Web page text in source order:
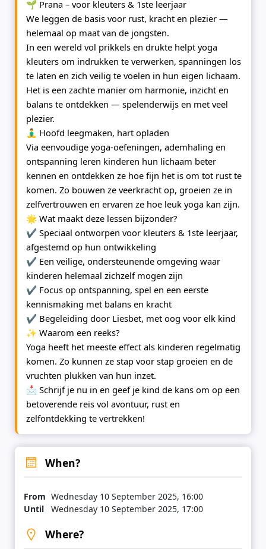
🌱 Prana – voor kleuters & 1ste leerjaar
We leggen de basis voor rust, kracht en plezier —
helemaal op maat van de jongsten.
In een wereld vol prikkels en drukte helpt yoga
kleuters om indrukken te verwerken, spanningen los
te laten en zich veilig te voelen in hun eigen lichaam.
Het is een zachte manier om harmonie, inzicht en
balans te ontdekken — spelenderwijs en met veel
plezier.
🧘‍♂️ Hoofd leegmaken, hart opladen
Via eenvoudige yoga-oefeningen, ademhaling en
ontspanning leren kinderen hun lichaam beter
kennen en ontdekken ze hoe fijn het is om tot rust te
komen. Zo bouwen ze veerkracht op, groeien ze in
zelfvertrouwen en ervaren ze hoe leuk yoga kan zijn.
🌟 Wat maakt deze lessen bijzonder?
✔ Speciaal ontworpen voor kleuters & 1ste leerjaar,
afgestemd op hun ontwikkeling
✔ Een veilige, ondersteunende omgeving waar
kinderen helemaal zichzelf mogen zijn
✔ Focus op ontspanning, spel en een eerste
kennismaking met balans en kracht
✔ Begeleiding door Liesbet, met oog voor elk kind
✨ Waarom een reeks?
Yoga heeft het meeste effect als kinderen regelmatig
komen. Zo kunnen ze stap voor stap groeien en de
vruchten plukken van hun inzet.
📩 Schrijf je nu in en geef je kind de kans om op een
betoverende reis vol avontuur, rust en
zelfontdekking te vertrekken!
When?
From Wednesday 10 September 2025, 16:00
Until
Wednesday 10 September 2025, 17:00
Where?